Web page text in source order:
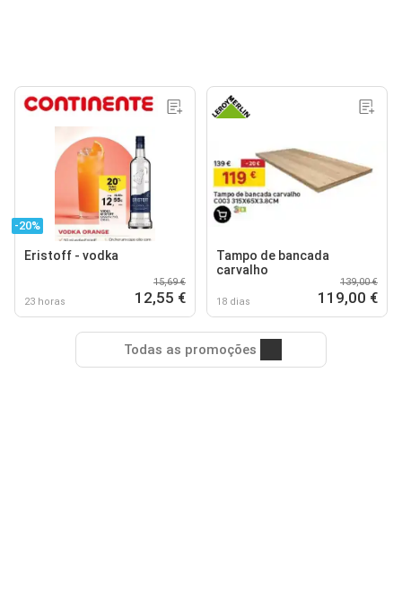
-20%
Eristoff - vodka
23 horas
15,69 €
12,55 €
Tampo de bancada
carvalho
18 dias
139,00 €
119,00 €
Todas as promoções